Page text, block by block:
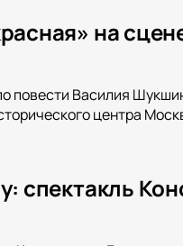
на
повести Василия
центра
спектакль